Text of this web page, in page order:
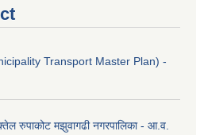
Transport Master Plan) -
रुपाकोट मझुवागढी नगरपालिका - आ.व.